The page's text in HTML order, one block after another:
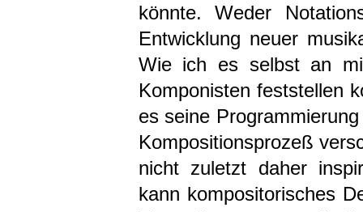
könnte. Weder
Entwicklung neuer
Wie ich es selbst an
Komponisten feststellen
es seine
Kompositionsprozeß
nicht zuletzt daher
kann kompositorisches